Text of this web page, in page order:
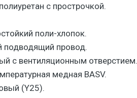
с прострочкой.
поли-хлопок.
подводящий провод.
с вентиляционным отверстием.
медная BASV.
(Y25).